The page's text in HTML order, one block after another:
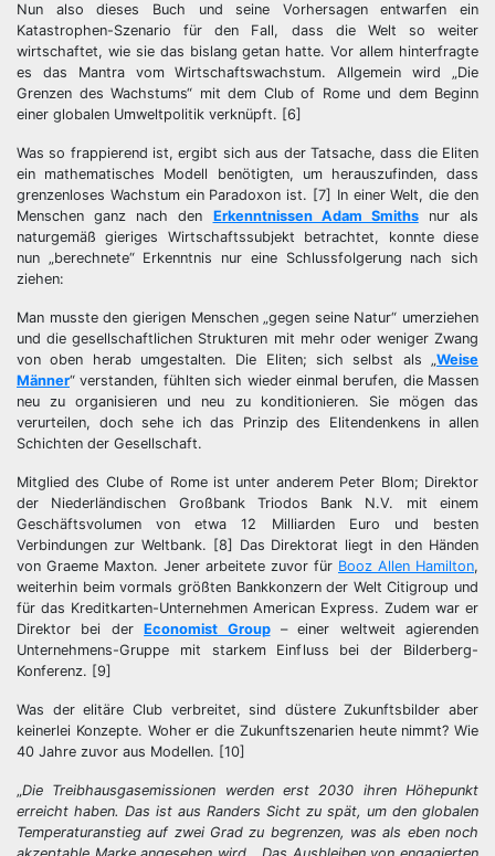
Nun also dieses Buch und seine Vorhersagen entwarfen ein
Katastrophen-Szenario für den Fall, dass die Welt so weiter
wirtschaftet, wie sie das bislang getan hatte. Vor allem hinterfragte
es das Mantra vom Wirtschaftswachstum. Allgemein wird „Die
Grenzen des Wachstums“ mit dem Club of Rome und dem Beginn
einer globalen Umweltpolitik verknüpft. [6]
Was so frappierend ist, ergibt sich aus der Tatsache, dass die Eliten
ein mathematisches Modell benötigten, um herauszufinden, dass
grenzenloses Wachstum ein Paradoxon ist. [7] In einer Welt, die den
Menschen ganz nach den Erkenntnissen Adam Smithsnur als
naturgemäß gieriges Wirtschaftssubjekt betrachtet, konnte diese
nun „berechnete“ Erkenntnis nur eine Schlussfolgerung nach sich
ziehen:
Man musste den gierigen Menschen „gegen seine Natur“ umerziehen
und die gesellschaftlichen Strukturen mit mehr oder weniger Zwang
von oben herab umgestalten. Die Eliten; sich selbst als „Weise
Männer“ verstanden, fühlten sich wieder einmal berufen, die Massen
neu zu organisieren und neu zu konditionieren. Sie mögen das
verurteilen, doch sehe ich das Prinzip des Elitendenkens in allen
Schichten der Gesellschaft.
Mitglied des Clube of Rome ist unter anderem Peter Blom; Direktor
der Niederländischen Großbank Triodos Bank N.V. mit einem
Geschäftsvolumen von etwa 12 Milliarden Euro und besten
Verbindungen zur Weltbank. [8] Das Direktorat liegt in den Händen
von Graeme Maxton. Jener arbeitete zuvor für Booz Allen Hamilton,
weiterhin beim vormals größten Bankkonzern der Welt Citigroup und
für das Kreditkarten-Unternehmen American Express. Zudem war er
Direktor bei derEconomist Group– einer weltweit agierenden
Unternehmens-Gruppe mit starkem Einfluss bei der Bilderberg-
Konferenz. [9]
Was der elitäre Club verbreitet, sind düstere Zukunftsbilder aber
keinerlei Konzepte. Woher er die Zukunftszenarien heute nimmt? Wie
40 Jahre zuvor aus Modellen. [10]
„Die Treibhausgasemissionen werden erst 2030 ihren Höhepunkt
erreicht haben. Das ist aus Randers Sicht zu spät, um den globalen
Temperaturanstieg auf zwei Grad zu begrenzen, was als eben noch